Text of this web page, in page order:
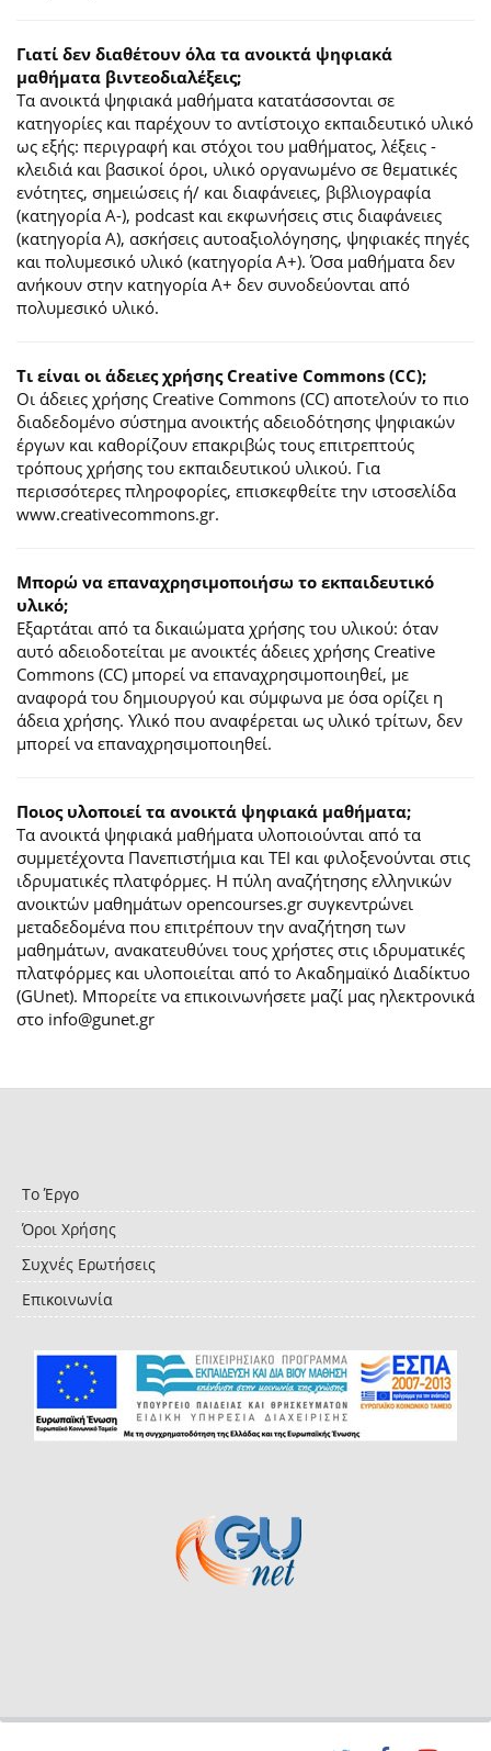
Γιατί δεν διαθέτουν όλα τα ανοικτά ψηφιακά
μαθήματα βιντεοδιαλέξεις;
Τα ανοικτά ψηφιακά μαθήματα κατατάσσονται σε
κατηγορίες και παρέχουν το αντίστοιχο εκπαιδευτικό υλικό
ως εξής: περιγραφή και στόχοι του μαθήματος, λέξεις -
κλειδιά και βασικοί όροι, υλικό οργανωμένο σε θεματικές
ενότητες, σημειώσεις ή/ και διαφάνειες, βιβλιογραφία
(κατηγορία Α-), podcast και εκφωνήσεις στις διαφάνειες
(κατηγορία Α), ασκήσεις αυτοαξιολόγησης, ψηφιακές πηγές
και πολυμεσικό υλικό (κατηγορία Α+). Όσα μαθήματα δεν
ανήκουν στην κατηγορία Α+ δεν συνοδεύονται από
πολυμεσικό υλικό.
Τι είναι οι άδειες χρήσης Creative Commons (CC);
Οι άδειες χρήσης Creative Commons (CC) αποτελούν το πιο
διαδεδομένο σύστημα ανοικτής αδειοδότησης ψηφιακών
έργων και καθορίζουν επακριβώς τους επιτρεπτούς
τρόπους χρήσης του εκπαιδευτικού υλικού. Για
περισσότερες πληροφορίες, επισκεφθείτε την ιστοσελίδα
www.creativecommons.gr.
Mπορώ να επαναχρησιμοποιήσω το εκπαιδευτικό
υλικό;
Εξαρτάται από τα δικαιώματα χρήσης του υλικού: όταν
αυτό αδειοδοτείται με ανοικτές άδειες χρήσης Creative
Commons (CC) μπορεί να επαναχρησιμοποιηθεί, με
αναφορά του δημιουργού και σύμφωνα με όσα ορίζει η
άδεια χρήσης. Υλικό που αναφέρεται ως υλικό τρίτων, δεν
μπορεί να επαναχρησιμοποιηθεί.
Ποιος υλοποιεί τα ανοικτά ψηφιακά μαθήματα;
Τα ανοικτά ψηφιακά μαθήματα υλοποιούνται από τα
συμμετέχοντα Πανεπιστήμια και ΤΕΙ και φιλοξενούνται στις
ιδρυματικές πλατφόρμες. H πύλη αναζήτησης ελληνικών
ανοικτών μαθημάτων opencourses.gr συγκεντρώνει
μεταδεδομένα που επιτρέπουν την αναζήτηση των
μαθημάτων, ανακατευθύνει τους χρήστες στις ιδρυματικές
πλατφόρμες και υλοποιείται από το Ακαδημαϊκό Διαδίκτυο
(GUnet). Μπορείτε να επικοινωνήσετε μαζί μας ηλεκτρονικά
στο info@gunet.gr
Το Έργο
Όροι Χρήσης
Συχνές Ερωτήσεις
Επικοινωνία